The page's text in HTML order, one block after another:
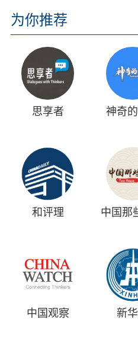
为你推荐
思享者 神奇
和评理 中国那
中国观察 新